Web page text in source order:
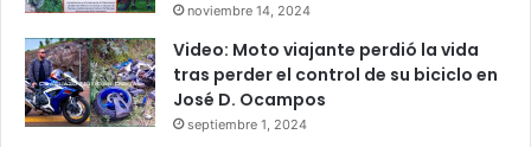
noviembre 14, 2024
Video: Moto viajante perdió la vida
tras perder el control de su biciclo en
José D. Ocampos
septiembre 1, 2024